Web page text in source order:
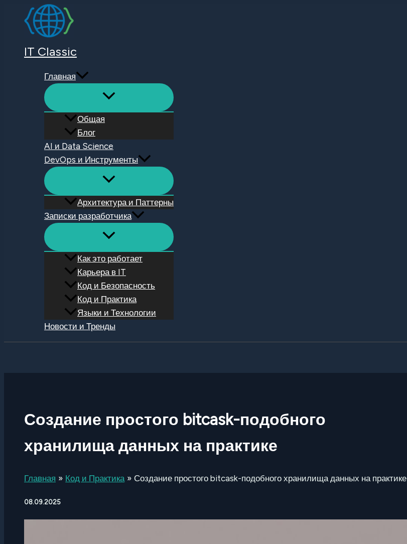
Перейти
содержимому
IT Classic
Главная
Общая
Блог
AI и Data Science
DevOps и Инструменты
Архитектура и Паттерны
Записки разработчика
Как это работает
Карьера в IT
Код и Безопасность
Код и Практика
Языки и Технологии
Новости и Тренды
Создание простого bitcask-подобного
хранилища данных на практике
Главная Код и Практика Создание простого bitcask-подобного хранилища данных на практике
08.09.2025